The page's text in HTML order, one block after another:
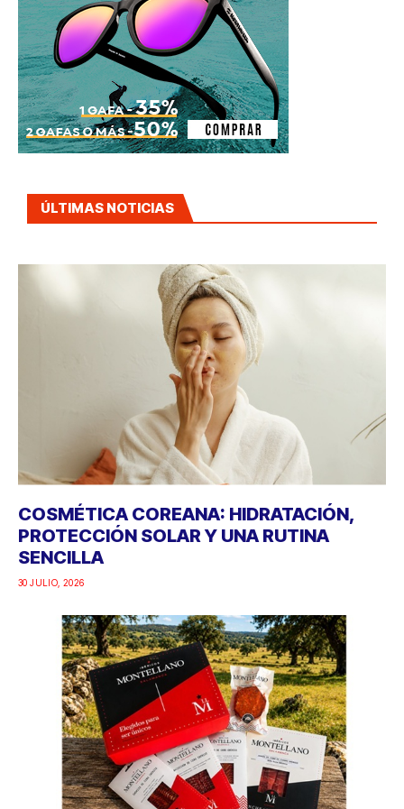
ÚLTIMAS NOTICIAS
COSMÉTICA COREANA: HIDRATACIÓN,
PROTECCIÓN SOLAR Y UNA RUTINA
SENCILLA
30 JULIO, 2026